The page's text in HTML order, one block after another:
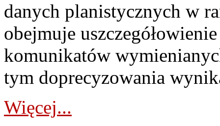
danych planistycznych w
obejmuje
komunikatów
tym doprecyzowania
Więcej...